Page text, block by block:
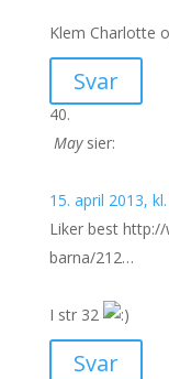
Klem Charlotte
Svar
May sier:
15. april 2013,
Liker best
barna/212…
I str 32
Svar